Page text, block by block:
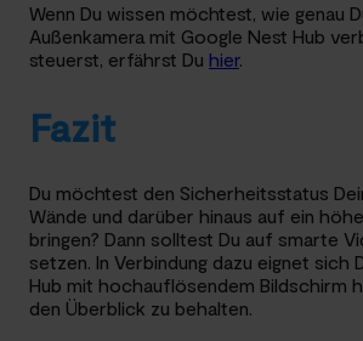
Wenn Du wissen möchtest, wie genau
Außenkamera mit Google Nest Hub
steuerst, erfährst Du hier.
Fazit
Du möchtest den Sicherheitsstatus
Wände und darüber hinaus auf ein
bringen? Dann solltest Du auf smarte
setzen. In Verbindung dazu eignet sich
Hub mit hochauflösendem Bildschirm
den Überblick zu behalten.